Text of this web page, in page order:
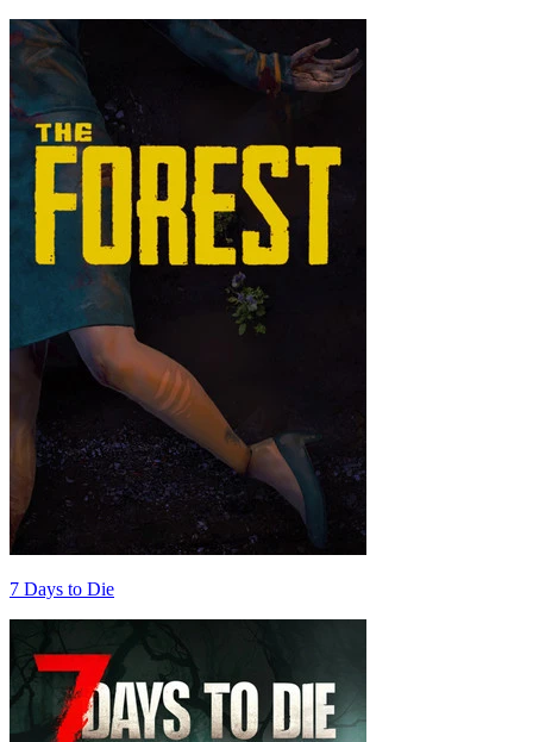
7 Days to Die